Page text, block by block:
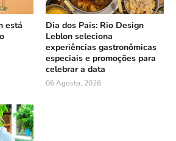
está
Dia dos Pais: Rio Design
Leblon seleciona
experiências gastronômicas
especiais e promoções para
celebrar a data
06 Agosto, 2026